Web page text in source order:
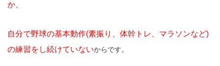
か、
自分で野球の基本動作(素振り、体幹トレ、マラソンなど)
の練習をし続けていないからです。